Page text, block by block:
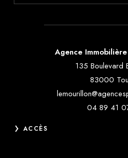
Agence
135 Boulevard
83000
04 89 41
ACCÈS